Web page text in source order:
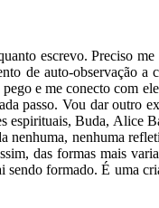
escrevo. Preciso
de auto-observação
e me conecto com
passo. Vou dar outro
espirituais, Buda, Alice
nenhuma
das formas mais
formado. É uma